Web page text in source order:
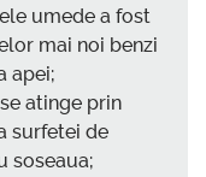
umede a fost
mai noi benzi
apei;
atinge prin
surfetei de
soseaua;